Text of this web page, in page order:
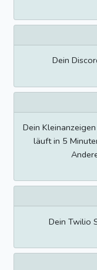
Dein
Dein
läuft in 5
Dein Twilio